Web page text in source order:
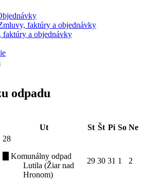
faktúry a objednávky
faktúry a objednávky
odpadu
Ut St Št Pi So Ne
28
Komunálny odpad
Lutila (Žiar nad
Hronom)
29 30 31 1 2